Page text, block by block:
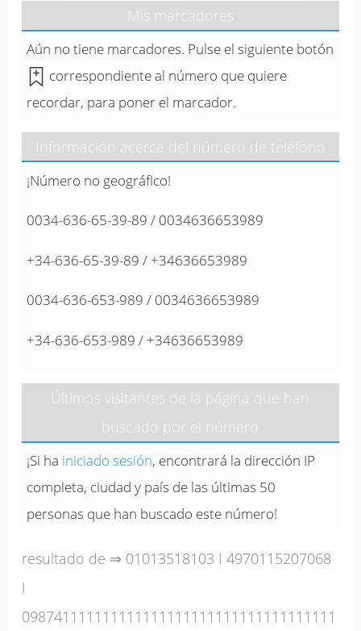
Mis marcadores
Aún no tiene marcadores. Pulse el siguiente botón
correspondiente al número que quiere
recordar, para poner el marcador.
Información acerca del número de teléfono
¡Número no geográfico!
0034-636-65-39-89 / 0034636653989
+34-636-65-39-89 / +34636653989
0034-636-653-989 / 0034636653989
+34-636-653-989 / +34636653989
Últimos visitantes de la página que han
buscado por el número
¡Si ha iniciado sesión, encontrará la dirección IP
completa, ciudad y país de las últimas 50
personas que han buscado este número!
resultado de ⇒ 01013518103 I4970115207068
I
098741111111111111111111111111111111111